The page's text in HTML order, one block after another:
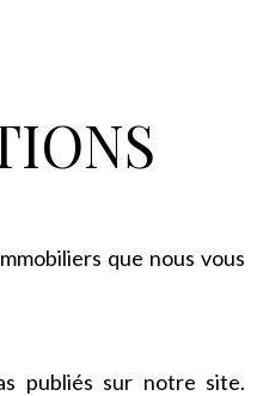
que nous vous
publiés sur notre site.